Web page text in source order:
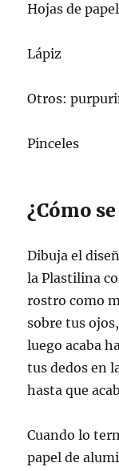
Hojas de
Lápiz
Otros:
Pinceles
¿Cómo
Dibuja el
la Plastilina
rostro como
sobre tus
luego acaba
tus dedos en
hasta que
Cuando lo
papel de